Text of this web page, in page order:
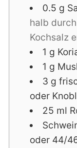
0.5 g
halb
Kochsalz
1 g
1 g
3 g
oder
25 ml
oder 44/